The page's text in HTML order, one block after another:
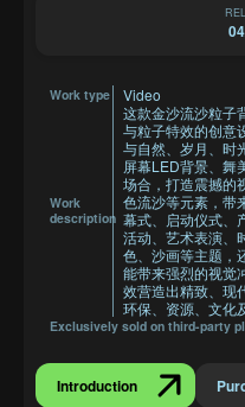
Work type Video
Work
description
这款金沙流沙粒子
与粒子特效的创意
与自然、岁月、时
屏幕LED背景、舞
场合，打造震撼的
色流沙等元素，带
幕式、启动仪式、
活动、艺术表演、
色、沙画等主题，
能带来强烈的视觉
效营造出精致、现
环保、资源、文化
Exclusively sold on third-party
Introduction